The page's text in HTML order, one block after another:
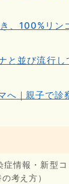
、100%リン
と並び流行し
へ｜親子で診
症情報・新型
考え方）